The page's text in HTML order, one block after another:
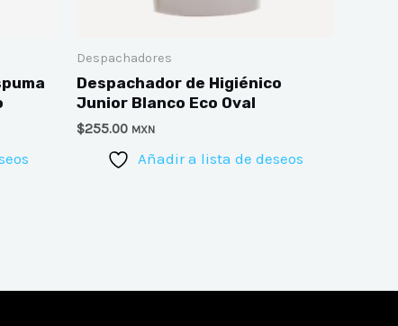
Despachadores
Despachador de Higiénico
Junior Blanco Eco Oval
$255.00 MXN
Añadir a lista de deseos